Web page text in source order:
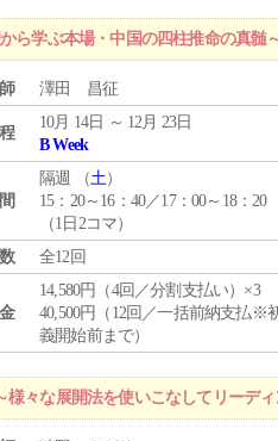
ら学ぶ本場・中国の四柱推命の真髄
澤田 昌征
10月 14日 ～ 12月 23日
B Week
隔週 （土）
15：20～16：40／17：00～18：20
（1日2コマ）
全12回
14,580円（4回／分割支払い）×3
40,500円（12回／一括前納支払※
義開始前まで）
々な展開法を使いこなしてリーディ